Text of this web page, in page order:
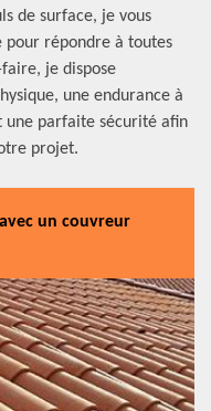
de surface, je vous
répondre à toutes
je dispose
une endurance à
une parfaite sécurité afin
projet.
un couvreur